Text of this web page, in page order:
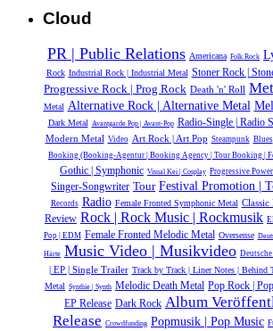
Cloud
PR | Public Relations Americana Folk Rock
Rock Industrial Rock | Industrial Metal Stoner Rock |
Progressive Rock | Prog Rock Death 'n' Roll
Metal Alternative Rock | Alternative Metal
Dark Metal Avantgarde Pop | Avant-Pop Radio-Single | Radio
Modern Metal Video Art Rock | Art Pop Steampunk Blues
Booking (Booking-Agentur | Booking Agency | Tour Booking |
Gothic | Symphonic Visual Kei | Cosplay Progressive
Singer-Songwriter Tour Festival Promotion |
Records Radio Female Fronted Symphonic Metal Classic
Review Rock | Rock Music | Rockmusik
Pop | EDM Female Fronted Melodic Metal Oversense
Härte Music Video | Musikvideo
| EP | Single Trailer Track by Track | Liner Notes | Behind
Metal Synthie | Synth Melodic Death Metal Pop Rock |
EP Release Dark Rock Album
Release Crowdfunding Popmusik | Pop Music